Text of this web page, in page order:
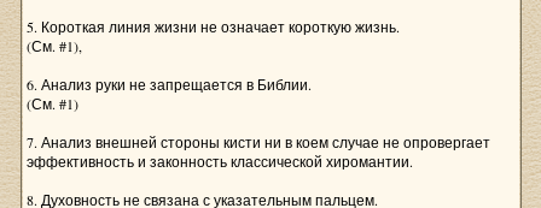
5. Короткая линия жизни не означает короткую жизнь.
(См. #1),
6. Анализ руки не запрещается в Библии.
(См. #1)
7. Анализ внешней стороны кисти ни в коем случае не опровергает
эффективность и законность классической хиромантии.
8. Духовность не связана с указательным пальцем.